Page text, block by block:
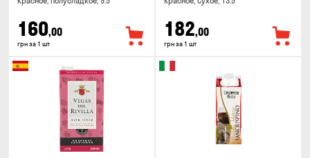
160,00
грн за 1 шт
182,00
грн за 1 шт